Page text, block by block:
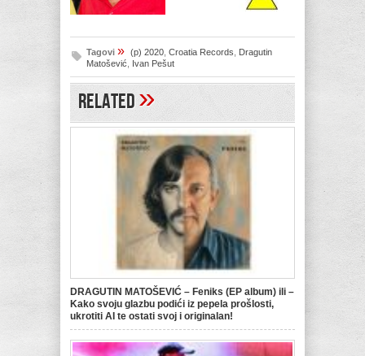
Tagovi » (p) 2020 Croatia Records
Dragutin
Matošević
Ivan Pešut
Related»
DRAGUTIN MATOŠEVIĆ – Feniks (EP album) ili –
Kako svoju glazbu podići iz pepela prošlosti,
ukrotiti AI te ostati svoj i originalan!